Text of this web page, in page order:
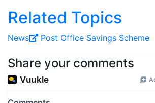
Related Topics
News Post Office Savings Scheme
Share your comments